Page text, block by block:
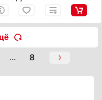
... 8